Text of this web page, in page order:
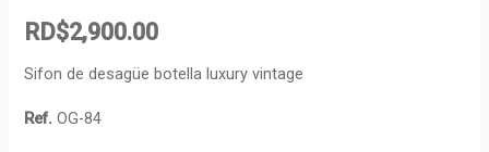
RD$2,900.00
Sifon de desagüe botella luxury vintage
Ref.OG-84